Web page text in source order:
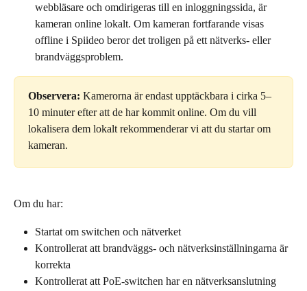
webbläsare och omdirigeras till en inloggningssida, är
kameran online lokalt. Om kameran fortfarande visas
offline i Spiideo beror det troligen på ett nätverks- eller
brandväggsproblem.
Observera: Kamerorna är endast upptäckbara i cirka 5–
10 minuter efter att de har kommit online. Om du vill
lokalisera dem lokalt rekommenderar vi att du startar om
kameran.
Om du har:
Startat om switchen och nätverket
Kontrollerat att brandväggs- och nätverksinställningarna är
korrekta
Kontrollerat att PoE-switchen har en nätverksanslutning